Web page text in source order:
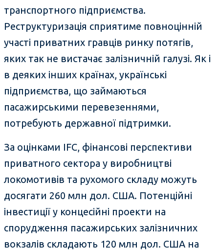
транспортного підприємства.
Реструктуризація сприятиме повноцінній
участі приватних гравців ринку потягів,
яких так не вистачає залізничній галузі. Як і
в деяких інших країнах, українські
підприємства, що займаються
пасажирськими перевезеннями,
потребують державної підтримки.
За оцінками IFC, фінансові перспективи
приватного сектора у виробництві
локомотивів та рухомого складу можуть
досягати 260 млн дол. США. Потенційні
інвестиції у концесійні проекти на
спорудження пасажирських залізничних
вокзалів складають 120 млн дол. США на